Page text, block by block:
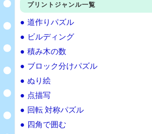
プリントジャンル一覧
道作りパズル
ビルディング
積み木の数
ブロック分けパズル
ぬり絵
点描写
回転 対称パズル
四角で囲む